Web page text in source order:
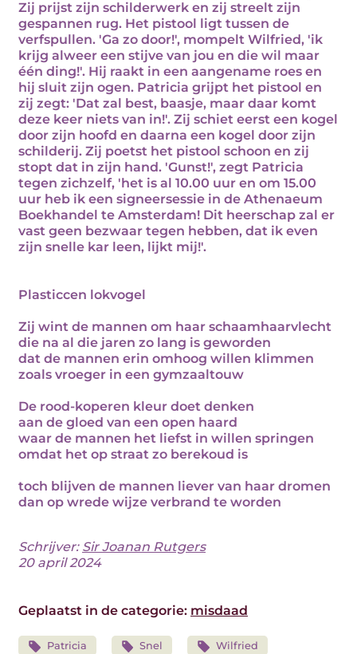
Zij prijst zijn schilderwerk en zij streelt zijn
gespannen rug. Het pistool ligt tussen de
verfspullen. 'Ga zo door!', mompelt Wilfried, 'ik
krijg alweer een stijve van jou en die wil maar
één ding!'. Hij raakt in een aangename roes en
hij sluit zijn ogen. Patricia grijpt het pistool en
zij zegt: 'Dat zal best, baasje, maar daar komt
deze keer niets van in!'. Zij schiet eerst een kogel
door zijn hoofd en daarna een kogel door zijn
schilderij. Zij poetst het pistool schoon en zij
stopt dat in zijn hand. 'Gunst!', zegt Patricia
tegen zichzelf, 'het is al 10.00 uur en om 15.00
uur heb ik een signeersessie in de Athenaeum
Boekhandel te Amsterdam! Dit heerschap zal er
vast geen bezwaar tegen hebben, dat ik even
zijn snelle kar leen, lijkt mij!'.
Plasticcen lokvogel
Zij wint de mannen om haar schaamhaarvlecht
die na al die jaren zo lang is geworden
dat de mannen erin omhoog willen klimmen
zoals vroeger in een gymzaaltouw
De rood-koperen kleur doet denken
aan de gloed van een open haard
waar de mannen het liefst in willen springen
omdat het op straat zo berekoud is
toch blijven de mannen liever van haar dromen
dan op wrede wijze verbrand te worden
Schrijver: Sir Joanan Rutgers
20 april 2024
Geplaatst in de categorie: misdaad
Patricia Snel Wilfried